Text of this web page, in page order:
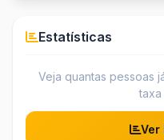
Estatísticas
Veja quantas pessoas
Ver